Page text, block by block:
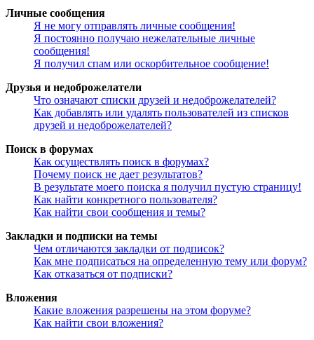
Личные сообщения
Я не могу отправлять личные сообщения!
Я постоянно получаю нежелательные личные
сообщения!
Я получил спам или оскорбительное сообщение!
Друзья и недоброжелатели
Что означают списки друзей и недоброжелателей?
Как добавлять или удалять пользователей из списков
друзей и недоброжелателей?
Поиск в форумах
Как осуществлять поиск в форумах?
Почему поиск не дает результатов?
В результате моего поиска я получил пустую страницу!
Как найти конкретного пользователя?
Как найти свои сообщения и темы?
Закладки и подписки на темы
Чем отличаются закладки от подписок?
Как мне подписаться на определенную тему или форум?
Как отказаться от подписки?
Вложения
Какие вложения разрешены на этом форуме?
Как найти свои вложения?